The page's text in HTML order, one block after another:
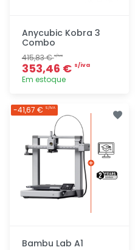
Anycubic Kobra 3
Combo
415,83 €s/iva
353,46 € s/iva
Em estoque
rapidamente
Bambu Lab A1
-41,67 € S/IVA